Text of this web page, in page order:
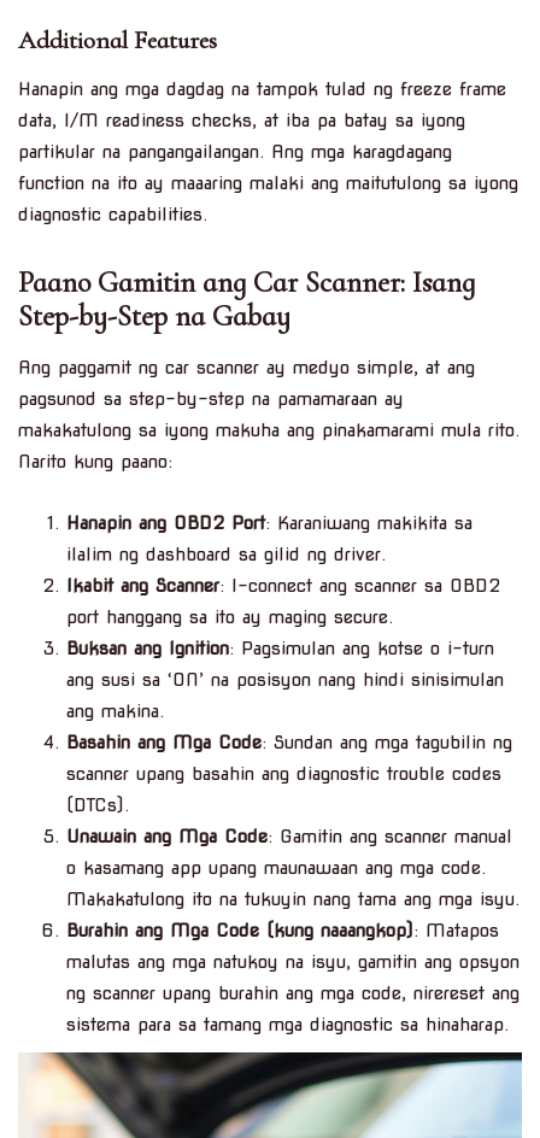
Additional Features
Hanapin ang mga dagdag na tampok tulad ng freeze frame
data, I/M readiness checks, at iba pa batay sa iyong
partikular na pangangailangan. Ang mga karagdagang
function na ito ay maaaring malaki ang maitutulong sa iyong
diagnostic capabilities.
Paano Gamitin ang Car Scanner: Isang
Step-by-Step na Gabay
Ang paggamit ng car scanner ay medyo simple, at ang
pagsunod sa step-by-step na pamamaraan ay
makakatulong sa iyong makuha ang pinakamarami mula rito.
Narito kung paano:
Hanapin ang OBD2 Port: Karaniwang makikita sa
ilalim ng dashboard sa gilid ng driver.
Ikabit ang Scanner: I-connect ang scanner sa OBD2
port hanggang sa ito ay maging secure.
Buksan ang Ignition: Pagsimulan ang kotse o i-turn
ang susi sa ‘ON’ na posisyon nang hindi sinisimulan
ang makina.
Basahin ang Mga Code: Sundan ang mga tagubilin ng
scanner upang basahin ang diagnostic trouble codes
(DTCs).
Unawain ang Mga Code: Gamitin ang scanner manual
o kasamang app upang maunawaan ang mga code.
Makakatulong ito na tukuyin nang tama ang mga isyu.
Burahin ang Mga Code (kung naaangkop): Matapos
malutas ang mga natukoy na isyu, gamitin ang opsyon
ng scanner upang burahin ang mga code, nirereset ang
sistema para sa tamang mga diagnostic sa hinaharap.